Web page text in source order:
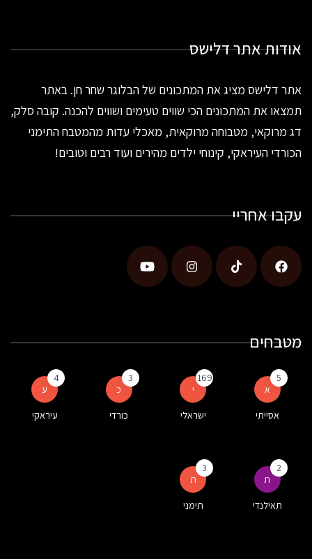
אודות אתר דלישס
אתר דלישס מציג את המתכונים של הבלוגר שחר חן. באתר
תמצאו את המתכונים הכי שווים טעימים ושווים להכנה. קובה סלק,
דג מרוקאי, מטבוחה מרוקאית, מאכלי עדות מהמטבח התימני
הכורדי העיראקי, קינוחי ילדים מהירים ועוד רבים וטובים!
עקבו אחריי
מטבחים
א
5
אסייתי
י
169
ישראלי
כ
3
כורדי
ע
4
עיראקי
ת
2
תאילנדי
ת
3
תימני